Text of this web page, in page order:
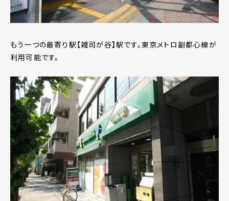
もう一つの最寄り駅【雑司が谷】駅です。東京メトロ副都心線が
利用可能です。